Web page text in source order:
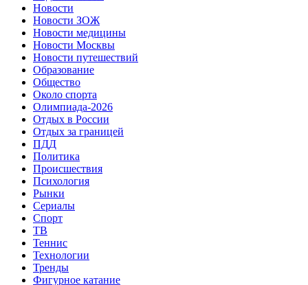
Новости
Новости ЗОЖ
Новости медицины
Новости Москвы
Новости путешествий
Образование
Общество
Около спорта
Олимпиада-2026
Отдых в России
Отдых за границей
ПДД
Политика
Происшествия
Психология
Рынки
Сериалы
Спорт
ТВ
Теннис
Технологии
Тренды
Фигурное катание